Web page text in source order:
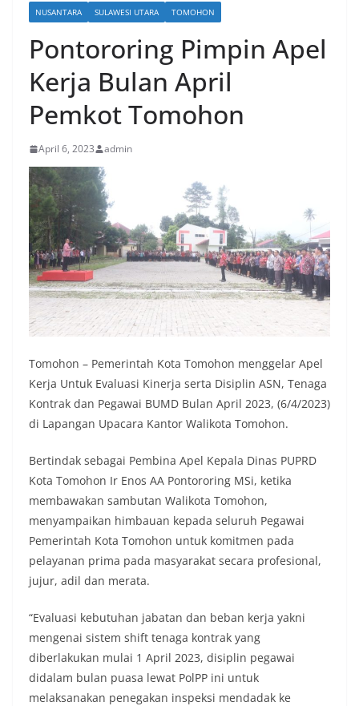
NUSANTARA SULAWESI UTARA TOMOHON
Pontororing Pimpin Apel
Kerja Bulan April
Pemkot Tomohon
April 6, 2023 admin
Tomohon – Pemerintah Kota Tomohon menggelar Apel
Kerja Untuk Evaluasi Kinerja serta Disiplin ASN, Tenaga
Kontrak dan Pegawai BUMD Bulan April 2023, (6/4/2023)
di Lapangan Upacara Kantor Walikota Tomohon.
Bertindak sebagai Pembina Apel Kepala Dinas PUPRD
Kota Tomohon Ir Enos AA Pontororing MSi, ketika
membawakan sambutan Walikota Tomohon,
menyampaikan himbauan kepada seluruh Pegawai
Pemerintah Kota Tomohon untuk komitmen pada
pelayanan prima pada masyarakat secara profesional,
jujur, adil dan merata.
“Evaluasi kebutuhan jabatan dan beban kerja yakni
mengenai sistem shift tenaga kontrak yang
diberlakukan mulai 1 April 2023, disiplin pegawai
didalam bulan puasa lewat PolPP ini untuk
melaksanakan penegakan inspeksi mendadak ke